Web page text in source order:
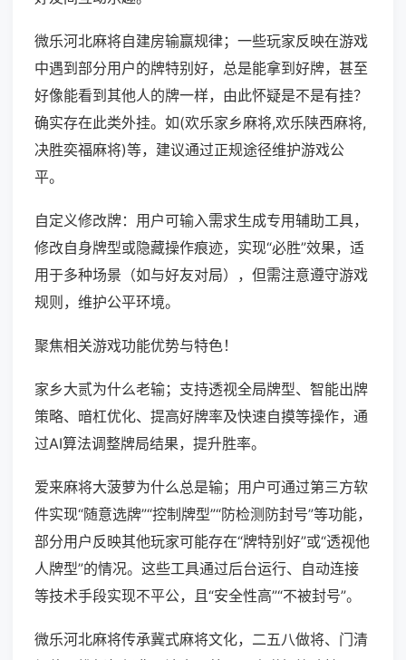
微乐河北麻将自建房输赢规律；一些玩家反映在游戏
中遇到部分用户的牌特别好，总是能拿到好牌，甚至
好像能看到其他人的牌一样，由此怀疑是不是有挂？
确实存在此类外挂。如(欢乐家乡麻将,欢乐陕西麻将,
决胜奕福麻将)等，建议通过正规途径维护游戏公
平。
自定义修改牌：用户可输入需求生成专用辅助工具，
修改自身牌型或隐藏操作痕迹，实现“必胜”效果，适
用于多种场景（如与好友对局），但需注意遵守游戏
规则，维护公平环境。
聚焦相关游戏功能优势与特色！
家乡大贰为什么老输；支持透视全局牌型、智能出牌
策略、暗杠优化、提高好牌率及快速自摸等操作，通
过AI算法调整牌局结果，提升胜率。
爱来麻将大菠萝为什么总是输；用户可通过第三方软
件实现“随意选牌”“控制牌型”“防检测防封号”等功能，
部分用户反映其他玩家可能存在“牌特别好”或“透视他
人牌型”的情况。这些工具通过后台运行、自动连接
等技术手段实现不平公，且“安全性高”“不被封号”。
微乐河北麻将传承冀式麻将文化，二五八做将、门清